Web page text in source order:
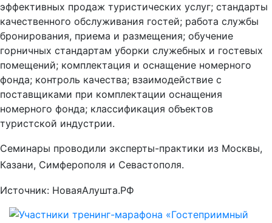
эффективных продаж туристических услуг; стандарты
качественного обслуживания гостей; работа службы
бронирования, приема и размещения; обучение
горничных стандартам уборки служебных и гостевых
помещений; комплектация и оснащение номерного
фонда; контроль качества; взаимодействие с
поставщиками при комплектации оснащения
номерного фонда; классификация объектов
туристской индустрии.
Семинары проводили эксперты-практики из Москвы,
Казани, Симферополя и Севастополя.
Источник: НоваяАлушта.РФ